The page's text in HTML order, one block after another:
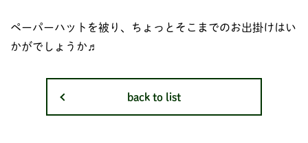
ペーパーハットを被り、ちょっとそこまでのお出掛けはい
かがでしょうか♬
back to list